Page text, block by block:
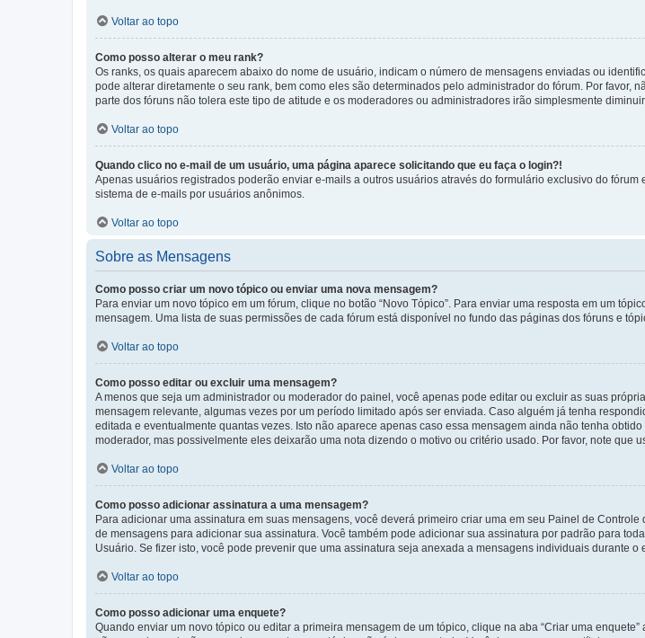
Voltar ao topo
Como posso alterar o meu rank?
Os ranks, os quais aparecem abaixo do nome de usuário, indicam o número de mensagens enviadas ou
pode alterar diretamente o seu rank, bem como eles são determinados pelo administrador do fórum. Por
parte dos fóruns não tolera este tipo de atitude e os moderadores ou administradores irão simplesmente
Voltar ao topo
Quando clico no e-mail de um usuário, uma página aparece solicitando que eu faça o login?!
Apenas usuários registrados poderão enviar e-mails a outros usuários através do formulário exclusivo do
sistema de e-mails por usuários anônimos.
Voltar ao topo
Sobre as Mensagens
Como posso criar um novo tópico ou enviar uma nova mensagem?
Para enviar um novo tópico em um fórum, clique no botão “Novo Tópico”. Para enviar uma resposta em um
mensagem. Uma lista de suas permissões de cada fórum está disponível no fundo das páginas dos fóruns e
Voltar ao topo
Como posso editar ou excluir uma mensagem?
A menos que seja um administrador ou moderador do painel, você apenas pode editar ou excluir as suas
mensagem relevante, algumas vezes por um período limitado após ser enviada. Caso alguém já tenha
editada e eventualmente quantas vezes. Isto não aparece apenas caso essa mensagem ainda não tenha
moderador, mas possivelmente eles deixarão uma nota dizendo o motivo ou critério usado. Por favor, note
Voltar ao topo
Como posso adicionar assinatura a uma mensagem?
Para adicionar uma assinatura em suas mensagens, você deverá primeiro criar uma em seu Painel de
de mensagens para adicionar sua assinatura. Você também pode adicionar sua assinatura por padrão para
Usuário. Se fizer isto, você pode prevenir que uma assinatura seja anexada a mensagens individuais durante o
Voltar ao topo
Como posso adicionar uma enquete?
Quando enviar um novo tópico ou editar a primeira mensagem de um tópico, clique na aba “Criar uma